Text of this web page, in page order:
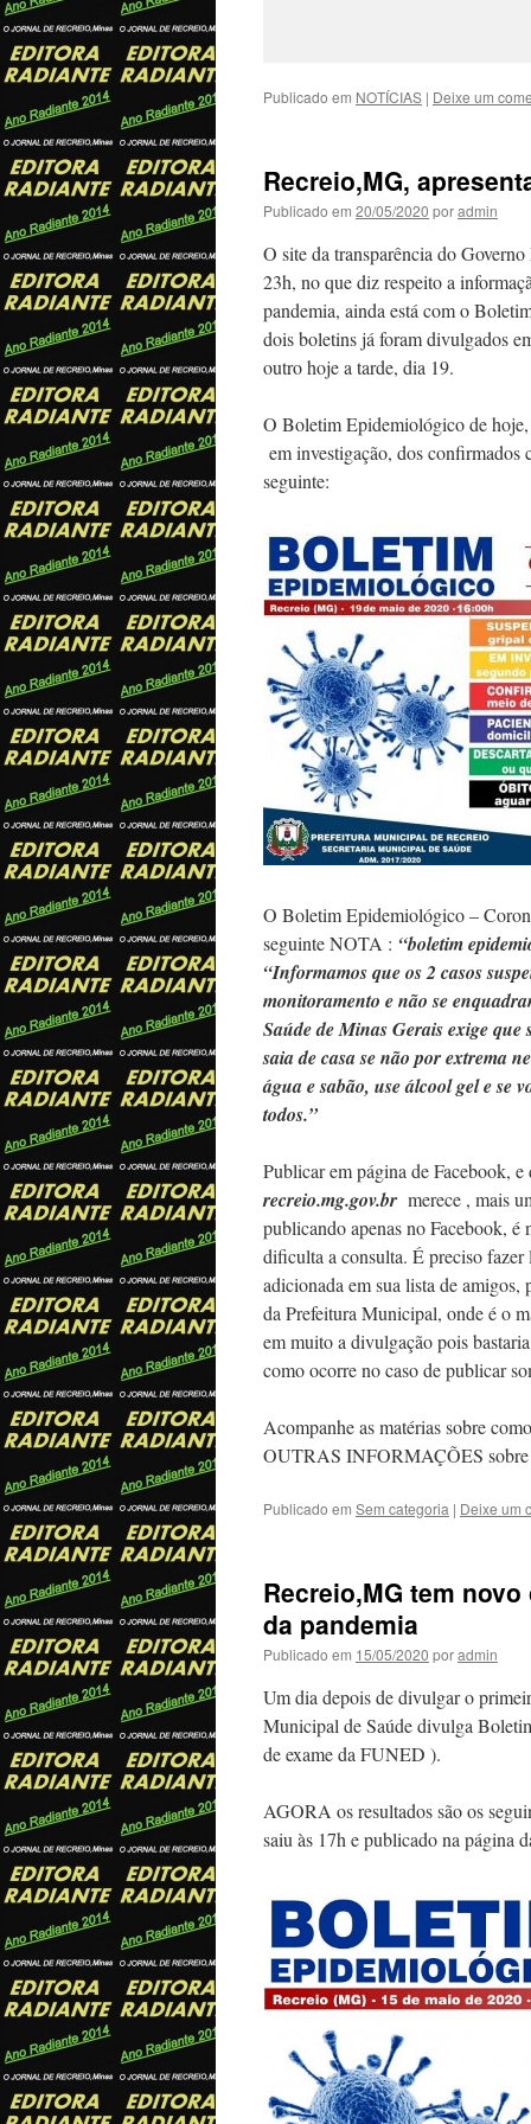
Publicado em NOTÍCIAS | Deixe um
Recreio,MG,
Publicado em 20/05/2020 poradmin
O site da transparência do
23h, no que diz respeito a
pandemia, ainda está com o
dois boletins já foram divulgados
outro hoje a tarde, dia 19.
O Boletim Epidemiológico de hoje,
em investigação, dos confirmados
seguinte:
O Boletim Epidemiológico –
seguinte NOTA : “boletim
“Informamos que os 2 casos
monitoramento e não se
Saúde de Minas Gerais exige
saia de casa se não por extrema
água e sabão, use álcool gel e se
todos.”
Publicar em página de Facebook,
recreio.mg.gov.br merece , mais
publicando apenas no Facebook, é
dificulta a consulta. É preciso fazer
adicionada em sua lista de
da Prefeitura Municipal, onde é o
em muito a divulgação pois
como ocorre no caso de publicar
Acompanhe as matérias sobre
OUTRAS INFORMAÇÕES sobre
Publicado em Sem categoria | Deixe um
Recreio,MG tem
da pandemia
Publicado em 15/05/2020 poradmin
Um dia depois de divulgar o
Municipal de Saúde divulga
de exame da FUNED ).
AGORA os resultados são os
saiu às 17h e publicado na página